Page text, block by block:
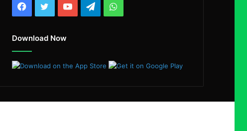
Facebook
TwitterYouTubeTelegramWhatsApp
Download Now